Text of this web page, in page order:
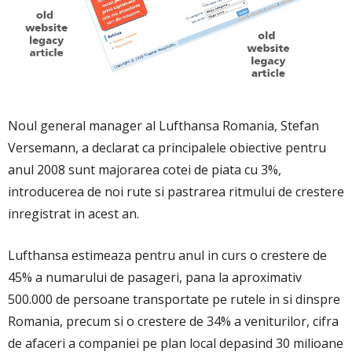
Noul general manager al Lufthansa Romania, Stefan
Versemann, a declarat ca principalele obiective pentru
anul 2008 sunt majorarea cotei de piata cu 3%,
introducerea de noi rute si pastrarea ritmului de crestere
inregistrat in acest an.
Lufthansa estimeaza pentru anul in curs o crestere de
45% a numarului de pasageri, pana la aproximativ
500.000 de persoane transportate pe rutele in si dinspre
Romania, precum si o crestere de 34% a veniturilor, cifra
de afaceri a companiei pe plan local depasind 30 milioane